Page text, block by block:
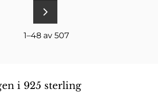
1–48 av 507
i 925 sterling